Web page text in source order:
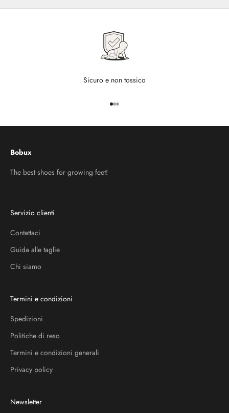
Sicuro e non tossico
Vai all'articolo 1
Vai all'articolo 2
Vai all'articolo 3
Bobux
The best shoes for growing feet!
Servizio clienti
Contattaci
Guida alle taglie
Chi siamo
Termini e condizioni
Spedizioni
Politiche di reso
Termini e condizioni generali
Privacy policy
Newsletter